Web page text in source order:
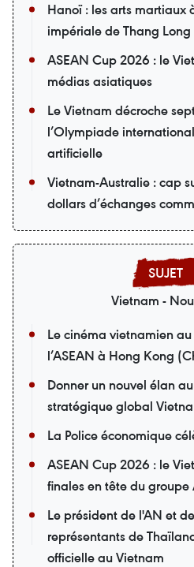
Hanoï : les arts martiaux
impériale de Thang Long
ASEAN Cup 2026 : le
médias asiatiques
Le Vietnam décroche
l’Olympiade
artificielle
Vietnam-Australie : cap
dollars d’échanges
Vietnam -
Le cinéma vietnamien
l’ASEAN à Hong Kong
Donner un nouvel élan
stratégique global
La Police économique
ASEAN Cup 2026 : le
finales en tête du groupe
Le président de l'AN et
représentants de
officielle au Vietnam